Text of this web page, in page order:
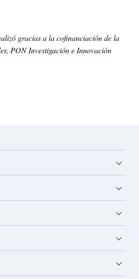
gracias a la cofinanciación de la
PON Investigación e Innovación